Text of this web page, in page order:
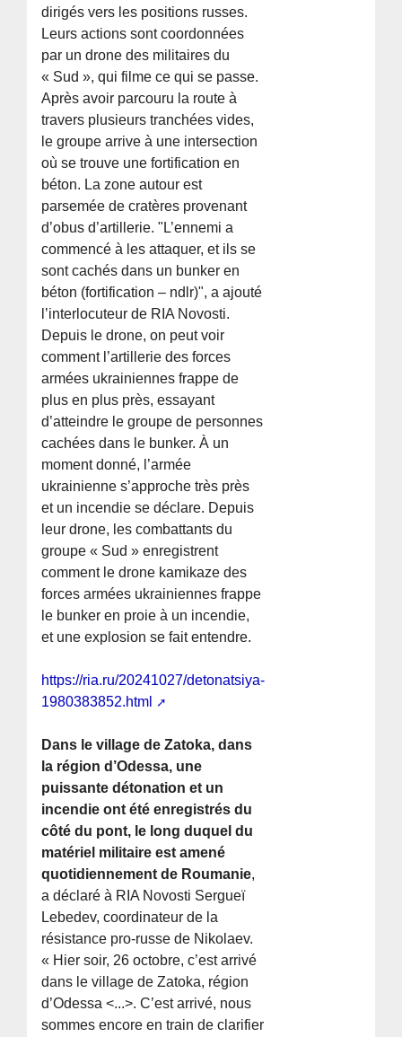
dirigés vers les positions russes.
Leurs actions sont coordonnées
par un drone des militaires du
« Sud », qui filme ce qui se passe.
Après avoir parcouru la route à
travers plusieurs tranchées vides,
le groupe arrive à une intersection
où se trouve une fortification en
béton. La zone autour est
parsemée de cratères provenant
d’obus d’artillerie. "L’ennemi a
commencé à les attaquer, et ils se
sont cachés dans un bunker en
béton (fortification – ndlr)", a ajouté
l’interlocuteur de RIA Novosti.
Depuis le drone, on peut voir
comment l’artillerie des forces
armées ukrainiennes frappe de
plus en plus près, essayant
d’atteindre le groupe de personnes
cachées dans le bunker. À un
moment donné, l’armée
ukrainienne s’approche très près
et un incendie se déclare. Depuis
leur drone, les combattants du
groupe « Sud » enregistrent
comment le drone kamikaze des
forces armées ukrainiennes frappe
le bunker en proie à un incendie,
et une explosion se fait entendre.
https://ria.ru/20241027/detonatsiya-
1980383852.html
Dans le village de Zatoka, dans
la région d’Odessa, une
puissante détonation et un
incendie ont été enregistrés du
côté du pont, le long duquel du
matériel militaire est amené
quotidiennement de Roumanie,
a déclaré à RIA Novosti Sergueï
Lebedev, coordinateur de la
résistance pro-russe de Nikolaev.
« Hier soir, 26 octobre, c’est arrivé
dans le village de Zatoka, région
d’Odessa <...>. C’est arrivé, nous
sommes encore en train de clarifier